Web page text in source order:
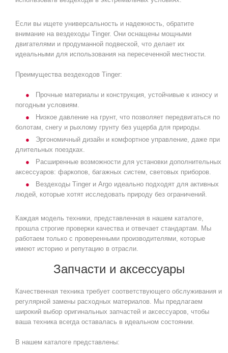
Если вы ищете универсальность и надежность, обратите
внимание на вездеходы Tinger. Они оснащены мощными
двигателями и продуманной подвеской, что делает их
идеальными для использования на пересеченной местности.
Преимущества вездеходов Tinger:
Прочные материалы и конструкция, устойчивые к износу и
погодным условиям.
Низкое давление на грунт, что позволяет передвигаться по
болотам, снегу и рыхлому грунту без ущерба для природы.
Эргономичный дизайн и комфортное управление, даже при
длительных поездках.
Расширенные возможности для установки дополнительных
аксессуаров: фаркопов, багажных систем, световых приборов.
Вездеходы Tinger и Argo идеально подходят для активных
людей, которые хотят исследовать природу без ограничений.
Каждая модель техники, представленная в нашем каталоге,
прошла строгие проверки качества и отвечает стандартам. Мы
работаем только с проверенными производителями, которые
имеют историю и репутацию в отрасли.
Запчасти и аксессуары
Качественная техника требует соответствующего обслуживания и
регулярной замены расходных материалов. Мы предлагаем
широкий выбор оригинальных запчастей и аксессуаров, чтобы
ваша техника всегда оставалась в идеальном состоянии.
В нашем каталоге представлены: